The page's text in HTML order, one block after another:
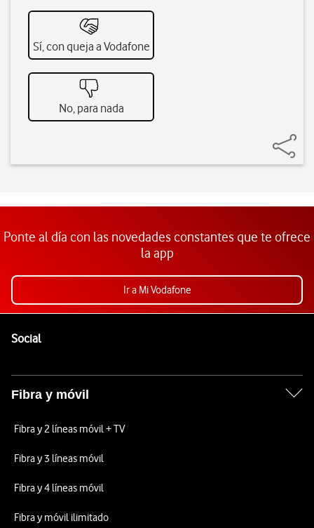
Sí, con queja a Vodafone
No, para nada
Ponte al día con las novedades constantes que te ofrece
la app
Ir a Mi Vodafone
SocialEnlaces a las redes sociales de Vodafone
Fibra y móvil
Fibra y 2 líneas móvil + TV
Fibra y 3 líneas móvil
Fibra y 4 líneas móvil
Fibra y móvil ilimitado